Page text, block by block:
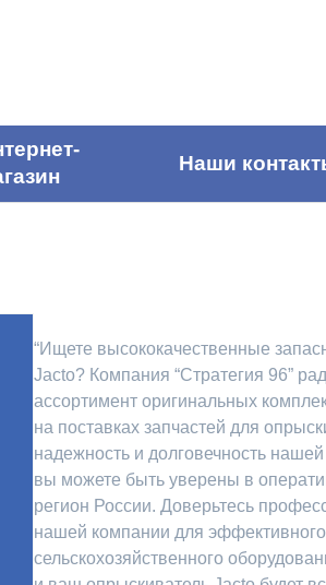
Наши
“Ищете высококачественные
Jacto? Компания “Стратегия 96”
ассортимент оригинальных
на поставках запчастей для
надежность и долговечность
вы можете быть уверены в
регион России. Доверьтесь
нашей компании для
сельскохозяйственного